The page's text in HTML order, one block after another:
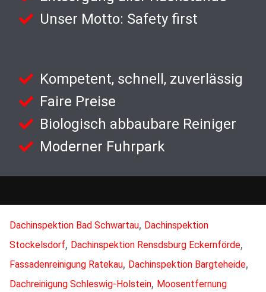
Unser Motto: Safety first
Kompetent, schnell, zuverlässig
Faire Preise
Biologisch abbaubare Reiniger
Moderner Fuhrpark
Dachinspektion Bad Schwartau, Dachinspektion
Stockelsdorf, Dachinspektion Rensdsburg Eckernförde,
Fassadenreinigung Ratekau, Dachinspektion Bargteheide,
Dachreinigung Schleswig-Holstein, Moosentfernung